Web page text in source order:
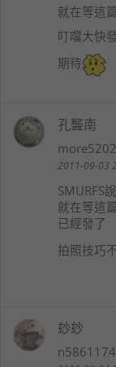
就在等這
叮噹大快
期待
孔聾南
2011-09-03
SMURFS
就在等這
已經發了
拍照技巧
玅玅